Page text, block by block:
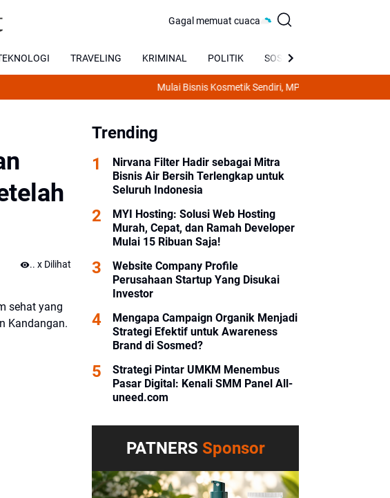
Gagal memuat cuaca
TRAVELING KRIMINAL POLITIK SOSIAL
Mulai Bisnis Kosmetik Sendiri, MPM Beauty Bantu
. x Dilihat
sehat yang
Kandangan.
Trending
Nirvana Filter Hadir sebagai Mitra
Bisnis Air Bersih Terlengkap untuk
Seluruh Indonesia
MYI Hosting: Solusi Web Hosting
Murah, Cepat, dan Ramah Developer
Mulai 15 Ribuan Saja!
Website Company Profile
Perusahaan Startup Yang Disukai
Investor
Mengapa Campaign Organik Menjadi
Strategi Efektif untuk Awareness
Brand di Sosmed?
Strategi Pintar UMKM Menembus
Pasar Digital: Kenali SMM Panel All-
uneed.com
PATNERS Sponsor